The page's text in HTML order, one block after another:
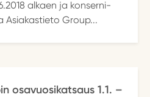
alkaen ja konserni-
Asiakastieto Group...
osavuosikatsaus 1.1. –